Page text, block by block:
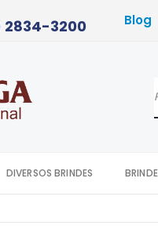
2834-3200 Blog
DIVERSOS BRINDES